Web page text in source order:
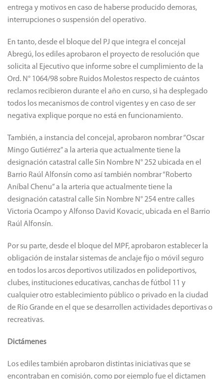
entrega y motivos en caso de haberse producido demoras,
interrupciones o suspensión del operativo.
En tanto, desde el bloque del PJ que integra el concejal
Abregú, los ediles aprobaron el proyecto de resolución que
solicita al Ejecutivo que informe sobre el cumplimiento de la
Ord. N° 1064/98 sobre Ruidos Molestos respecto de cuántos
reclamos recibieron durante el año en curso, si ha desplegado
todos los mecanismos de control vigentes y en caso de ser
negativa explique porque no está en funcionamiento.
También, a instancia del concejal, aprobaron nombrar “Oscar
Mingo Gutiérrez” a la arteria que actualmente tiene la
designación catastral calle Sin Nombre N° 252 ubicada en el
Barrio Raúl Alfonsín como así también nombrar “Roberto
Aníbal Chenu” a la arteria que actualmente tiene la
designación catastral calle Sin Nombre N° 254 entre calles
Victoria Ocampo y Alfonso David Kovacic, ubicada en el Barrio
Raúl Alfonsín.
Por su parte, desde el bloque del MPF, aprobaron establecer la
obligación de instalar sistemas de anclaje fijo o móvil seguro
en todos los arcos deportivos utilizados en polideportivos,
clubes, instituciones educativas, canchas de fútbol 11 y
cualquier otro establecimiento público o privado en la ciudad
de Río Grande en el que se desarrollen actividades deportivas o
recreativas.
Dictámenes
Los ediles también aprobaron distintas iniciativas que se
encontraban en comisión, como por ejemplo fue el dictamen